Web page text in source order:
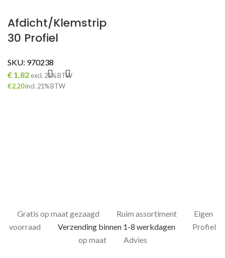
Afdicht/Klemstrip
30 Profiel
SKU: 970238
€ 1,82 excl. 21% BTW
€2,20incl. 21% BTW
Gratis op maat gezaagd Ruim assortiment
Eigen
voorraad
Verzending binnen 1-8 werkdagen
Profiel
op maat
Advies